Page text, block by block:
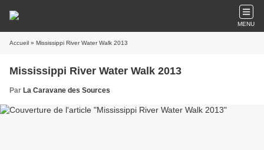
MENU
Accueil » Mississippi River Water Walk 2013
Mississippi River Water Walk 2013
Par La Caravane des Sources